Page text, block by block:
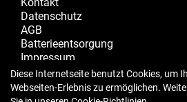
Datenschutz
AGB
Batterieentsorgung
Impressum
Diese Internetseite benutzt Cookies, um
Webseiten-Erlebnis zu ermöglichen.